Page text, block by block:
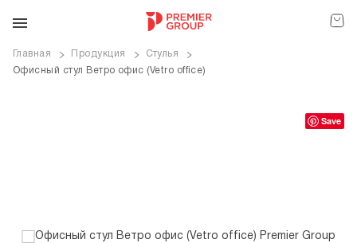
Главная Продукция
Стулья
Офисный стул Ветро офис (Vetro office)
Save